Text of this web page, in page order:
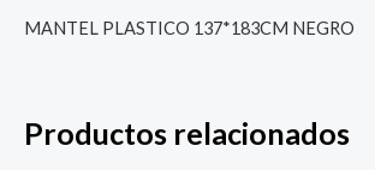
MANTEL PLASTICO 137*183CM NEGRO
Productos relacionados